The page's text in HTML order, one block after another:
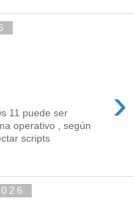
›
11 puede ser
operativo , según
scripts